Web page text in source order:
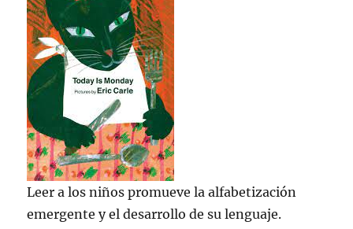
Leer a los niños promueve la alfabetización
emergente y el desarrollo de su lenguaje.